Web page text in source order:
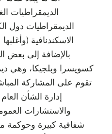
الديمقراطيات
الديمقراطيات دول
الاسكندنافية
بالإضافة إلى بعض
كسويسرا وبلجيكا، وهي
تقوم على المشاركة
إدارة الشأن
والاستشارات
شفافية كبيرة